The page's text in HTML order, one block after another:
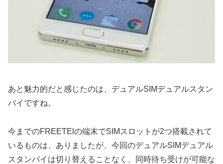
あと魅力的だと感じたのは、デュアルSIMデュアルスタン
バイですね。
今までのFREETElの端末でSIMスロットが2つ搭載されて
いるものは、ありましたが、今回のデュアルSIMデュアル
スタンバイは切り替えることなく、同時待ち受けが可能な